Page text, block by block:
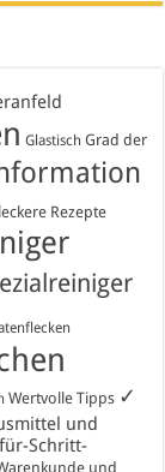
Glastisch Grad der
leckere Rezepte
Wertvolle Tipps ✓
und
Schritt-
und